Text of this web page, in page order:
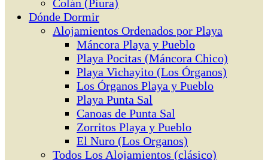
Colán (Piura)
Dónde Dormir
Alojamientos Ordenados por Playa
Máncora Playa y Pueblo
Playa Pocitas (Máncora Chico)
Playa Vichayito (Los Órganos)
Los Órganos Playa y Pueblo
Playa Punta Sal
Canoas de Punta Sal
Zorritos Playa y Pueblo
El Nuro (Los Organos)
Todos Los Alojamientos (clásico)